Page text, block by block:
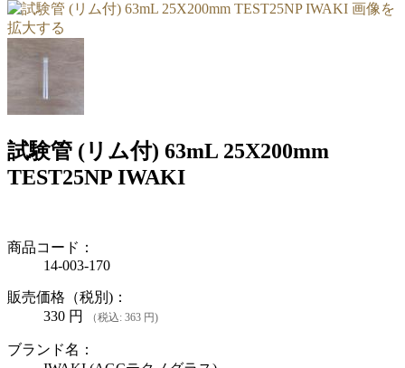
画像を
拡大する
試験管 (リム付) 63mL 25X200mm
TEST25NP IWAKI
商品コード：
14-003-170
販売価格（税別)：
330 円 （税込: 363 円)
ブランド名：